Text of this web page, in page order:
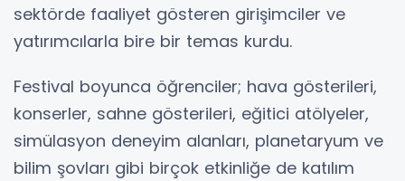
sektörde faaliyet gösteren girişimciler ve
yatırımcılarla bire bir temas kurdu.
Festival boyunca öğrenciler; hava gösterileri,
konserler, sahne gösterileri, eğitici atölyeler,
simülasyon deneyim alanları, planetaryum ve
bilim şovları gibi birçok etkinliğe de katılım